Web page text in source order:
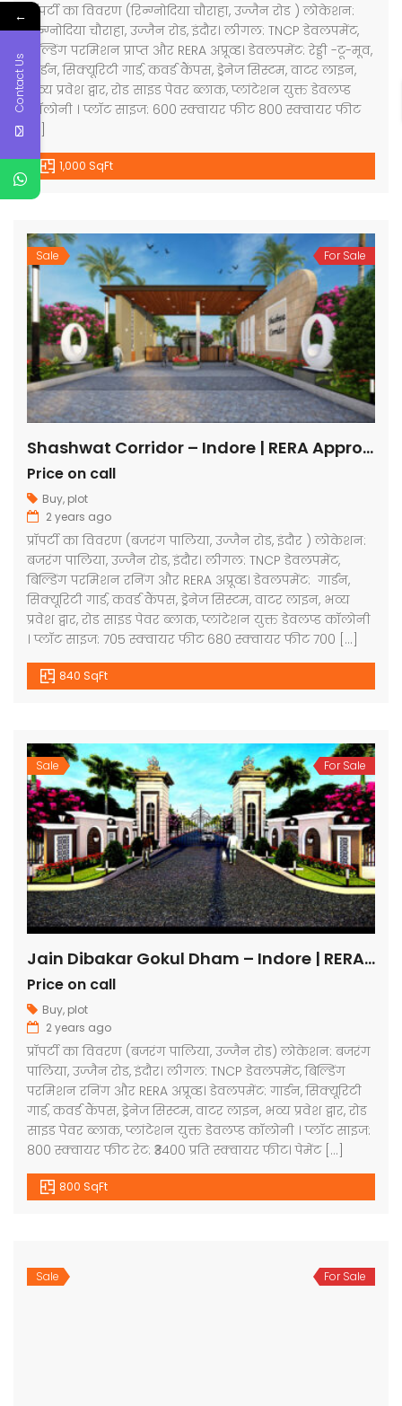
प्रॉपर्टी का विवरण (रिन्ग्नोदिया चौराहा, उज्जैन रोड ) लोकेशन:
रिन्ग्नोदिया चौराहा, उज्जैन रोड, इंदौर। लीगल: TNCP डेवलपमेंट,
बिल्डिंग परमिशन प्राप्त और RERA अप्रूव्ड। डेवलपमेंट: रेड्डी -टू-मूव,
गार्डन, सिक्यूरिटी गार्ड, कवर्ड कैंपस, ड्रेनेज सिस्टम, वाटर लाइन,
भव्य प्रवेश द्वार, रोड साइड पेवर ब्लाक, प्लांटेशन युक्त डेवलप्ड
कॉलोनी । प्लॉट साइज: 600 स्क्वायर फीट 800 स्क्वायर फीट
[…]
1,000 SqFt
Sale For Sale
Shashwat Corridor – Indore | RERA Approved Plots
Price on call
Buy, plot
2 years ago
प्रॉपर्टी का विवरण (बजरंग पालिया, उज्जैन रोड, इंदौर ) लोकेशन:
बजरंग पालिया, उज्जैन रोड, इंदौर। लीगल: TNCP डेवलपमेंट,
बिल्डिंग परमिशन रनिंग और RERA अप्रूव्ड। डेवलपमेंट: गार्डन,
सिक्यूरिटी गार्ड, कवर्ड कैंपस, ड्रेनेज सिस्टम, वाटर लाइन, भव्य
प्रवेश द्वार, रोड साइड पेवर ब्लाक, प्लांटेशन युक्त डेवलप्ड कॉलोनी
। प्लॉट साइज: 705 स्क्वायर फीट 680 स्क्वायर फीट 700 […]
840 SqFt
Sale For Sale
Jain Dibakar Gokul Dham – Indore | RERA Approved Plots
Price on call
Buy, plot
2 years ago
प्रॉपर्टी का विवरण (बजरंग पालिया, उज्जैन रोड) लोकेशन: बजरंग
पालिया, उज्जैन रोड, इंदौर। लीगल: TNCP डेवलपमेंट, बिल्डिंग
परमिशन रनिंग और RERA अप्रूव्ड। डेवलपमेंट: गार्डन, सिक्यूरिटी
गार्ड, कवर्ड कैंपस, ड्रेनेज सिस्टम, वाटर लाइन, भव्य प्रवेश द्वार, रोड
साइड पेवर ब्लाक, प्लांटेशन युक्त डेवलप्ड कॉलोनी । प्लॉट साइज:
800 स्क्वायर फीट रेट: ₹3400 प्रति स्क्वायर फीट। पेमेंट […]
800 SqFt
Sale For Sale
←
Contact Us